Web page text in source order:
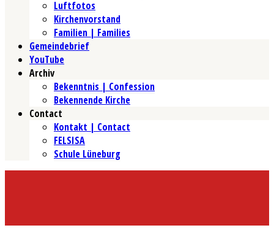
Luftfotos
Kirchenvorstand
Familien | Families
Gemeindebrief
YouTube
Archiv
Bekenntnis | Confession
Bekennende Kirche
Contact
Kontakt | Contact
FELSISA
Schule Lüneburg